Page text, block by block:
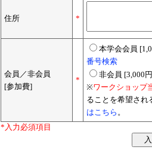
住所 *
会員／非会員
[参加費]
*
本学会会員
番号検索
非会員 [3,000
※ワークショップ
ることを希望され
はこちら 。
*入力必須項目